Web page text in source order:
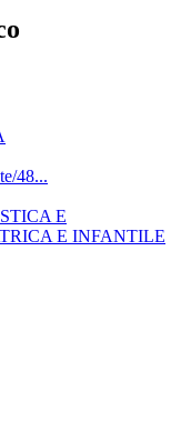
48...
E
E INFANTILE